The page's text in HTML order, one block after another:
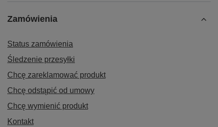
Zamówienia
Status zamówienia
Śledzenie przesyłki
Chcę zareklamować produkt
Chcę odstąpić od umowy
Chcę wymienić produkt
Kontakt